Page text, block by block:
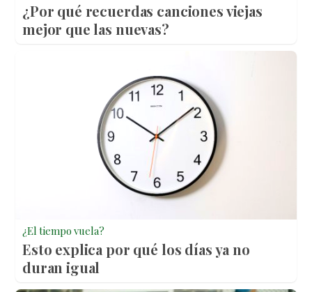
¿Por qué recuerdas canciones viejas
mejor que las nuevas?
¿El tiempo vuela?
Esto explica por qué los días ya no
duran igual